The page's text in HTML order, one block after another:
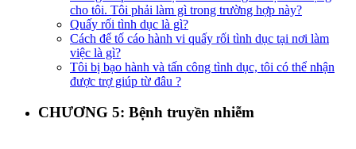
cho tôi. Tôi phải làm gì trong trường hợp này?​
Quấy rối tình dục là gì?​
Cách để tố cáo hành vi quấy rối tình dục tại nơi làm
việc là gì?​
Tôi bị bạo hành và tấn công tình dục, tôi có thể nhận
được trợ giúp từ đâu ?​
CHƯƠNG 5: Bệnh truyền nhiễm